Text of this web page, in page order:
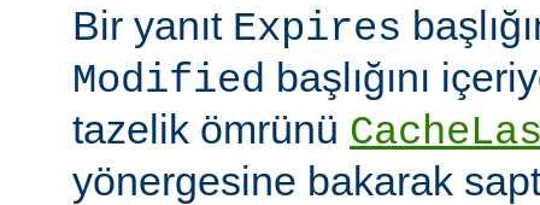
Bir yanıt Expires
Modified başlığını
tazelik ömrünü
yönergesine bakarak